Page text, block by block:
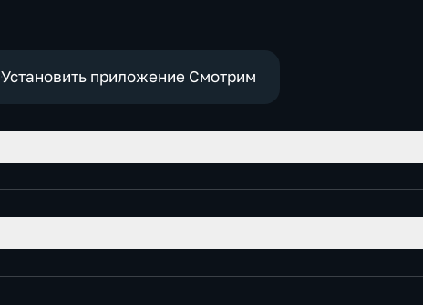
Установить приложение Смотрим